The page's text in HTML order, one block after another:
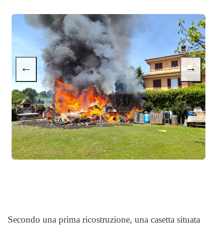
← →
Secondo una prima ricostruzione, una casetta situata